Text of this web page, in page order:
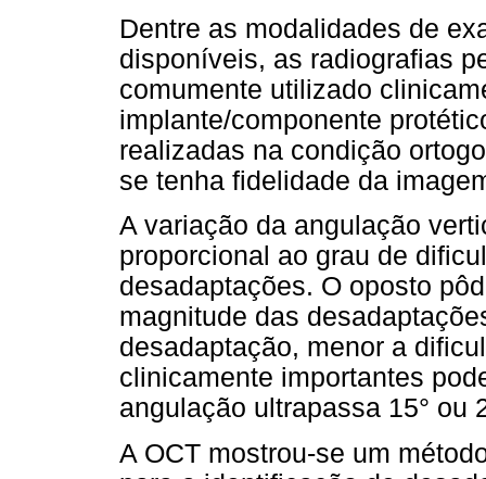
Dentre as modalidades de
disponíveis, as radiografias
comumente utilizado
implante/componente
realizadas na condição
se tenha fidelidade da
A variação da angulação
proporcional ao grau de
desadaptações. O oposto
magnitude das
desadaptação, menor a
clinicamente importantes
angulação ultrapassa 15° ou
A OCT mostrou-se um